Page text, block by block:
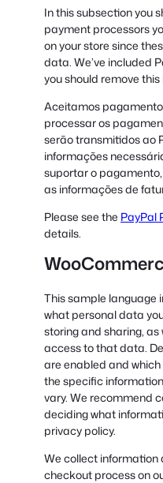
In this subsection you
payment processors
on your store since
data. We’ve included
you should remove this
Aceitamos
processar os
serão transmitidos ao
informações
suportar o
as informações de
Please see the PayPal
details.
This sample language
what personal data
storing and sharing, as
access to that data.
are enabled and
the specific
vary. We recommend
deciding what
privacy policy.
We collect information
checkout process on